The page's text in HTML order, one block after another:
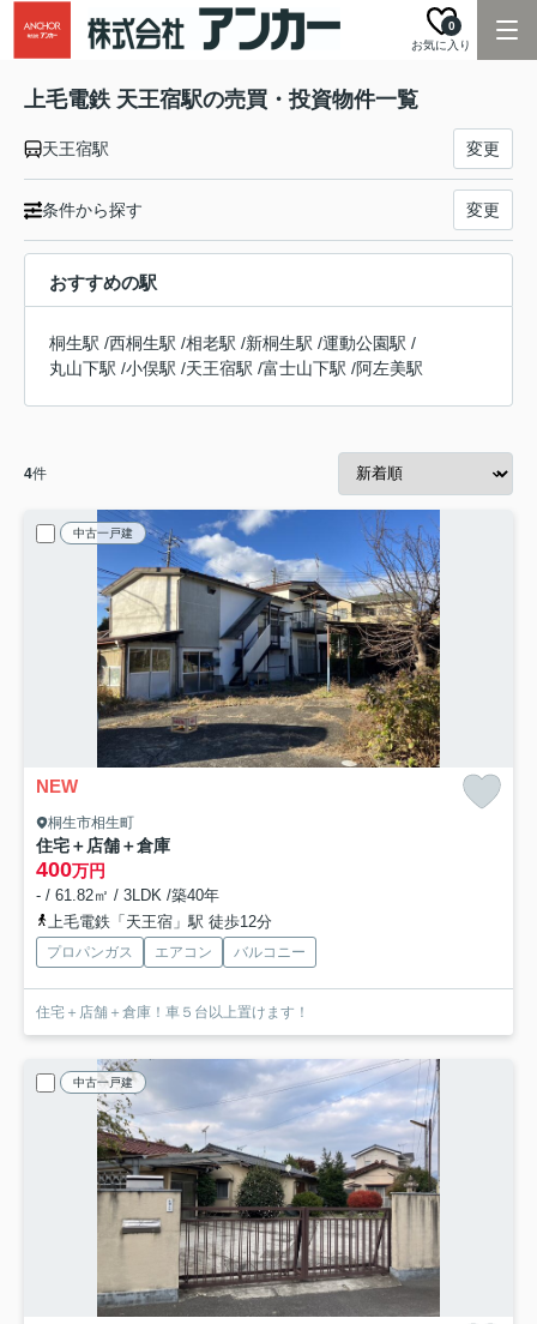
お気に入り
0
上毛電鉄 天王宿駅の売買・投資物件一覧
天王宿駅 変更
条件から探す 変更
おすすめの駅
桐生駅 /西桐生駅 /相老駅 /新桐生駅 /運動公園駅 /
丸山下駅 /小俣駅 /天王宿駅 /富士山下駅 /阿左美駅
4件
中古一戸建
NEW
桐生市相生町
住宅＋店舗＋倉庫
400万円
- / 61.82㎡ / 3LDK /築40年
上毛電鉄「天王宿」駅 徒歩12分
プロパンガス エアコン バルコニー
住宅＋店舗＋倉庫！車５台以上置けます！
中古一戸建